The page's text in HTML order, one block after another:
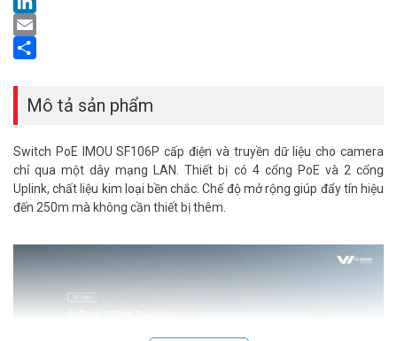
LinkedIn
Email
Mô tả sản phẩm
Switch PoE IMOU SF106P cấp điện và truyền dữ liệu cho camera
chỉ qua một dây mạng LAN. Thiết bị có 4 cổng PoE và 2 cổng
Uplink, chất liệu kim loại bền chắc. Chế độ mở rộng giúp đẩy tín hiệu
đến 250m mà không cần thiết bị thêm.